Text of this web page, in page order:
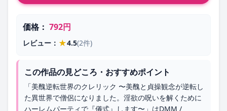
価格： 792円
レビュー： ★4.5(2件)
この作品の見どころ・おすすめポイント
「美醜逆転世界のクレリック 〜美醜と貞操観念が逆転し
た異世界で僧侶になりました。淫欲の呪いを解くために
ハーレムパーティで『儀式』します〜」はDMM /